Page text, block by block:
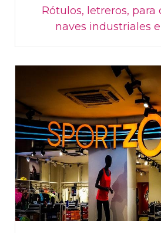
Rótulos, letreros, para
naves industriales